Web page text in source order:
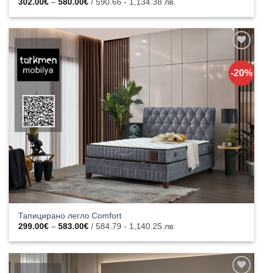
302.00€ – 580.00€
302.00€
/ 590.66 - 1,134.38 лв.
-20%
Добавяне
към
списъка с
харесани
продукти
Тапицирано легло Comfort
299.00€ – 583.00€Price
299.00€
583.00€
/ 584.79 - 1,140.25 лв.